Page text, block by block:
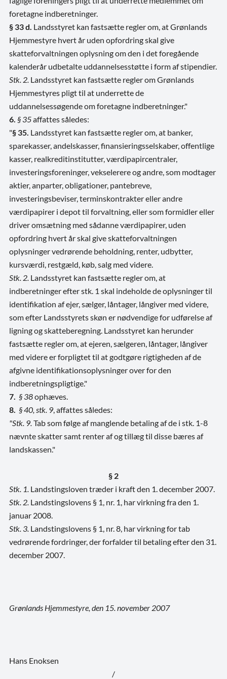
foretagne indberetninger.
§ 33 d. Landsstyret kan fastsætte regler om, at Grønlands
Hjemmestyre hvert år uden opfordring skal give
skatteforvaltningen oplysning om den i det foregående
kalenderår udbetalte uddannelsesstøtte i form af stipendier.
Stk. 2. Landsstyret kan fastsætte regler om Grønlands
Hjemmestyres pligt til at underrette de
uddannelsessøgende om foretagne indberetninger."
6. § 35affattes således:
"§ 35. Landsstyret kan fastsætte regler om, at banker,
sparekasser, andelskasser, finansieringsselskaber, offentlige
kasser, realkreditinstitutter, værdipapircentraler,
investeringsforeninger, vekselerere og andre, som modtager
aktier, anparter, obligationer, pantebreve,
investeringsbeviser, terminskontrakter eller andre
værdipapirer i depot til forvaltning, eller som formidler eller
driver omsætning med sådanne værdipapirer, uden
opfordring hvert år skal give skatteforvaltningen
oplysninger vedrørende beholdning, renter, udbytter,
kursværdi, restgæld, køb, salg med videre.
Stk. 2. Landsstyret kan fastsætte regler om, at
indberetninger efter stk. 1 skal indeholde de oplysninger til
identifikation af ejer, sælger, låntager, långiver med videre,
som efter Landsstyrets skøn er nødvendige for udførelse af
ligning og skatteberegning. Landsstyret kan herunder
fastsætte regler om, at ejeren, sælgeren, låntager, långiver
med videre er forpligtet til at godtgøre rigtigheden af de
afgivne identifikationsoplysninger over for den
indberetningspligtige."
7. § 38ophæves.
8. § 40, stk. 9 , affattes således:
"Stk. 9. Tab som følge af manglende betaling af de i stk. 1-8
nævnte skatter samt renter af og tillæg til disse bæres af
landskassen."
§ 2
Stk. 1. Landstingsloven træder i kraft den 1. december 2007.
Stk. 2. Landstingslovens § 1, nr. 1, har virkning fra den 1.
januar 2008.
Stk. 3. Landstingslovens § 1, nr. 8, har virkning for tab
vedrørende fordringer, der forfalder til betaling efter den 31.
december 2007.
Grønlands Hjemmestyre, den 15. november 2007
Hans Enoksen
/